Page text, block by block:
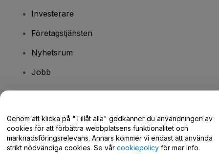
Investerare
Företagstjänsten
Nyhetsrum
Jobb
Hjälpcenter / Kontakta oss
Genom att klicka på "Tillåt alla" godkänner du användningen av
cookies för att förbättra webbplatsens funktionalitet och
marknadsföringsrelevans. Annars kommer vi endast att använda
strikt nödvändiga cookies. Se vår cookiepolicy för mer info.